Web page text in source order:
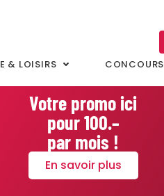
& LOISIRS CONCOURS
Votre promo ici
pour 100.–
par mois !
En savoir plus